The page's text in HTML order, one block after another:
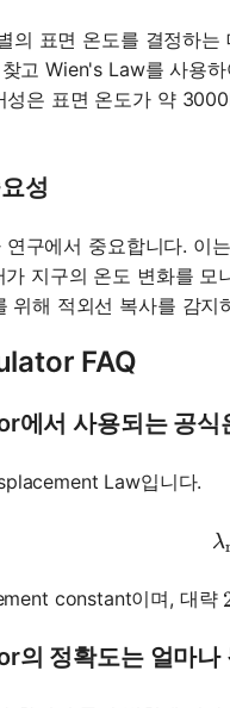
의 표면 온도를 결정하
고 Wien's Law를 사용
은 표면 온도가 약
성
구에서 중요합니다. 이
지구의 온도 변화를
위해 적외선 복사를 감
FAQ
서 사용되는 공식
Law입니다.
λ
constant이며, 대략
정확도는 얼마나